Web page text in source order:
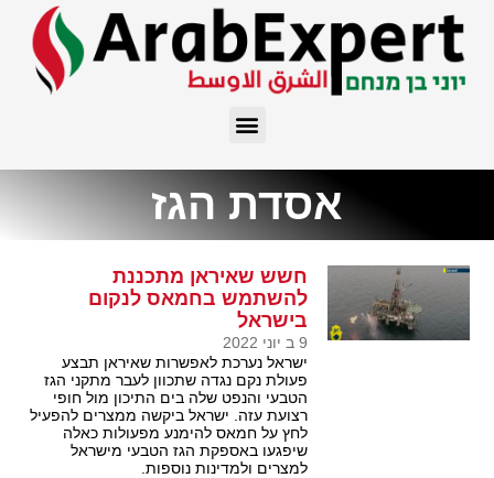
אסדת הגז
חשש שאיראן מתכננת
להשתמש בחמאס לנקום
בישראל
9 ב יוני 2022
ישראל נערכת לאפשרות שאיראן תבצע
פעולת נקם נגדה שתכוון לעבר מתקני הגז
הטבעי והנפט שלה בים התיכון מול חופי
רצועת עזה. ישראל ביקשה ממצרים להפעיל
לחץ על חמאס להימנע מפעולות כאלה
שיפגעו באספקת הגז הטבעי מישראל
למצרים ולמדינות נוספות.